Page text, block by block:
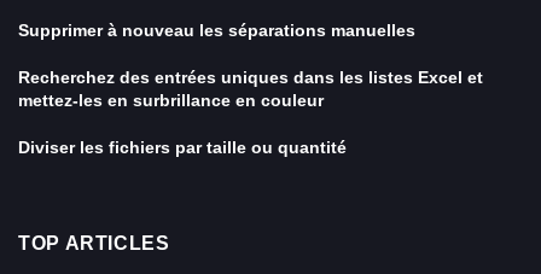
Supprimer à nouveau les séparations manuelles
Recherchez des entrées uniques dans les listes Excel et
mettez-les en surbrillance en couleur
Diviser les fichiers par taille ou quantité
TOP ARTICLES